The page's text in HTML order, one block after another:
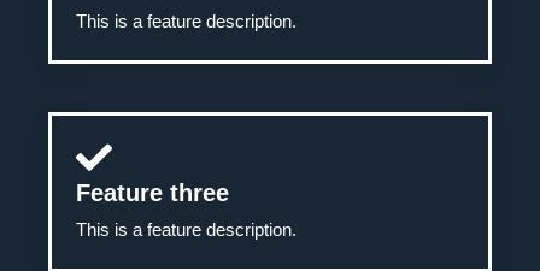
This is a feature description.
Feature three
This is a feature description.